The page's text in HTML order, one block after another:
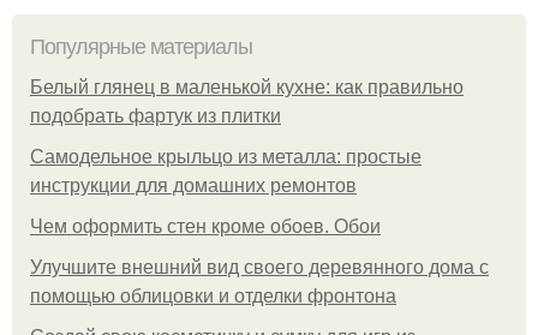
Популярные материалы
Белый глянец в маленькой кухне: как правильно
подобрать фартук из плитки
Самодельное крыльцо из металла: простые
инструкции для домашних ремонтов
Чем оформить стен кроме обоев. Обои
Улучшите внешний вид своего деревянного дома с
помощью облицовки и отделки фронтона